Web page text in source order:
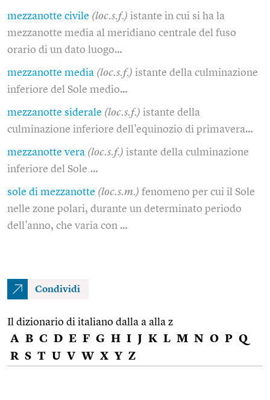
mezzanotte civile (loc.s.f.) istante in cui si ha la
mezzanotte media al meridiano centrale del fuso
orario di un dato luogo…
mezzanotte media (loc.s.f.) istante della culminazione
inferiore del Sole medio…
mezzanotte siderale (loc.s.f.) istante della
culminazione inferiore dell'equinozio di primavera…
mezzanotte vera (loc.s.f.) istante della culminazione
inferiore del Sole.…
sole di mezzanotte (loc.s.m.) fenomeno per cui il Sole
nelle zone polari, durante un determinato periodo
dell'anno, che varia con …
Condividi
Il dizionario di italiano dalla a alla z
A B C D E F G H I J K L M N O P Q
R S T U V W X Y Z